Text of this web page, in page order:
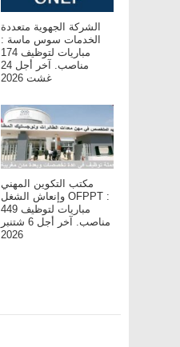
الشركة الجهوية متعددة
الخدمات سوس ماسة :
مباريات لتوظيف 174
مناصب. آخر أجل 24
غشت 2026
مكتب التكوين المهني
وإنعاش الشغل OFPPT :
مباريات لتوظيف 449
مناصب. آخر أجل 6 شتنبر
2026